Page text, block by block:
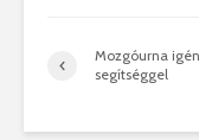
Mozgóurna
segítséggel